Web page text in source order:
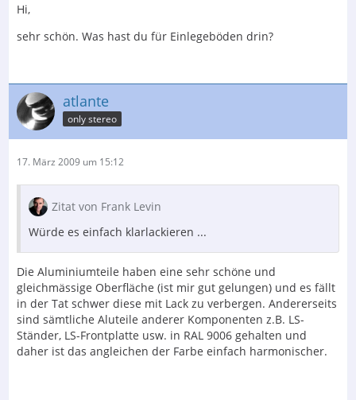
Hi,
sehr schön. Was hast du für Einlegeböden drin?
atlante
only stereo
17. März 2009 um 15:12
Zitat von Frank Levin
Würde es einfach klarlackieren ...
Die Aluminiumteile haben eine sehr schöne und
gleichmässige Oberfläche (ist mir gut gelungen) und es fällt
in der Tat schwer diese mit Lack zu verbergen. Andererseits
sind sämtliche Aluteile anderer Komponenten z.B. LS-
Ständer, LS-Frontplatte usw. in RAL 9006 gehalten und
daher ist das angleichen der Farbe einfach harmonischer.